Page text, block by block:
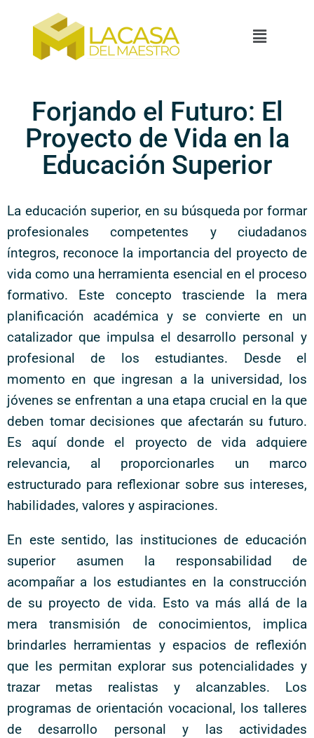
Forjando el Futuro: El
Proyecto de Vida en la
Educación Superior
La educación superior, en su búsqueda por formar
profesionales competentes y ciudadanos
íntegros, reconoce la importancia del proyecto de
vida como una herramienta esencial en el proceso
formativo. Este concepto trasciende la mera
planificación académica y se convierte en un
catalizador que impulsa el desarrollo personal y
profesional de los estudiantes. Desde el
momento en que ingresan a la universidad, los
jóvenes se enfrentan a una etapa crucial en la que
deben tomar decisiones que afectarán su futuro.
Es aquí donde el proyecto de vida adquiere
relevancia, al proporcionarles un marco
estructurado para reflexionar sobre sus intereses,
habilidades, valores y aspiraciones.
En este sentido, las instituciones de educación
superior asumen la responsabilidad de
acompañar a los estudiantes en la construcción
de su proyecto de vida. Esto va más allá de la
mera transmisión de conocimientos, implica
brindarles herramientas y espacios de reflexión
que les permitan explorar sus potencialidades y
trazar metas realistas y alcanzables. Los
programas de orientación vocacional, los talleres
de desarrollo personal y las actividades